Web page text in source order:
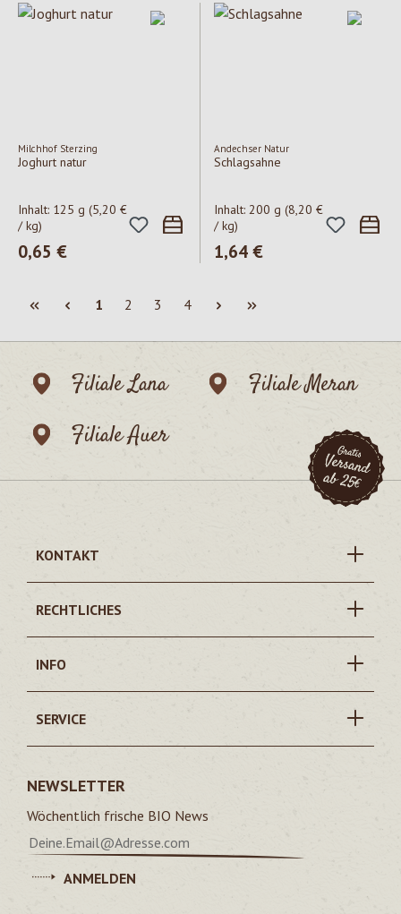
Milchhof Sterzing
Joghurt natur
Inhalt: 125 g (5,20 €
/ kg)
Regulärer Preis:
0,65 €
Andechser Natur
Schlagsahne
Inhalt: 200 g (8,20 €
/ kg)
Regulärer Preis:
1,64 €
Seite
1 Seite
2 Seite
3 Seite
4
Filiale Lana
Filiale Meran
Filiale Auer
KONTAKT
RECHTLICHES
INFO
SERVICE
NEWSLETTER
Wöchentlich frische BIO News
ANMELDEN